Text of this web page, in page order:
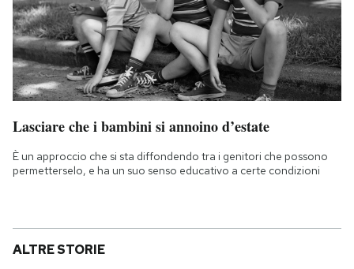
Lasciare che i bambini si annoino d’estate
È un approccio che si sta diffondendo tra i genitori che possono
permetterselo, e ha un suo senso educativo a certe condizioni
ALTRE STORIE